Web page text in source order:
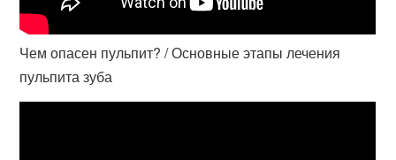
Чем опасен пульпит? / Основные этапы лечения
пульпита зуба